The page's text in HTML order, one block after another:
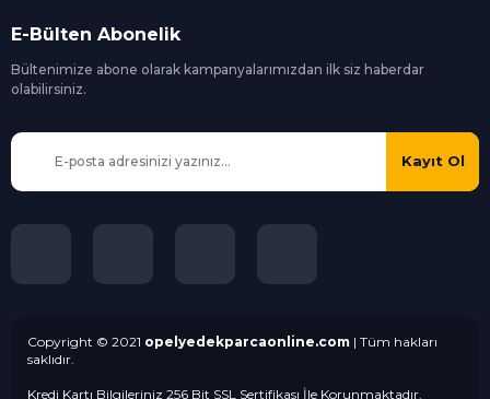
E-Bülten Abonelik
Bültenimize abone olarak kampanyalarımızdan ilk siz haberdar
olabilirsiniz.
Kayıt Ol
Copyright © 2021 opelyedekparcaonline.com | Tüm hakları
saklıdır.
Kredi Kartı Bilgileriniz 256 Bit SSL Sertifikası İle Korunmaktadır.